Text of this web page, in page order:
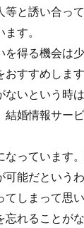
と誘い合っ
す。
得る機会は
すすめします
いという時
婚情報サー
っています
能だというわ
しまって思
れることが